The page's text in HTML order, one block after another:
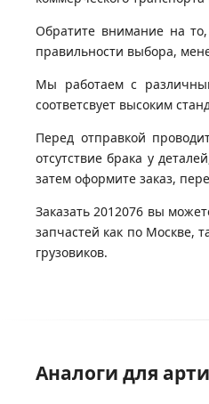
Обратите внимание на
правильности выбора,
Мы работаем с
соответсвует высоким
Перед отправкой
отсутствие брака у
затем оформите заказ,
Заказать 2012076 вы
запчастей как по Москве,
грузовиков.
Аналоги для